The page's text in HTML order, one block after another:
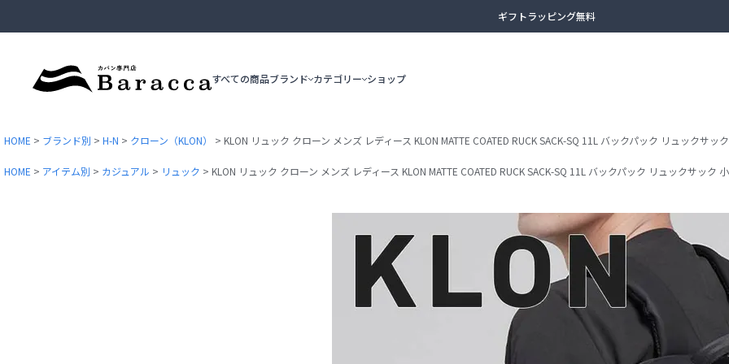
13時まで当日出荷
すべての商品ブランド
AMERICAN TOURISTER
カテゴリー
ブリーフケース ビジネスリュック 3WAYバッ
アタッシュケース カジュアル
ボディバッグ セカンド
スーツケー
ショップ
HOME ブランド別 H-N クローン（KLON） KLON リュック クローン メンズ レディース KLON MATTE COATED RUCK SACK-SQ 11L バックパック リュックサ
HOME アイテム別 カジュアル リュック KLON リュック クローン メンズ レディース KLON MATTE COATED RUCK SACK-SQ 11L バックパック リュックサッ